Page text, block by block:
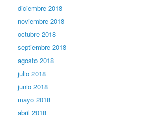
diciembre 2018
noviembre 2018
octubre 2018
septiembre 2018
agosto 2018
julio 2018
junio 2018
mayo 2018
abril 2018